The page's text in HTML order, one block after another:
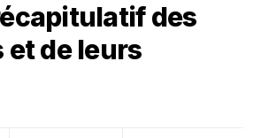
des
et de leurs